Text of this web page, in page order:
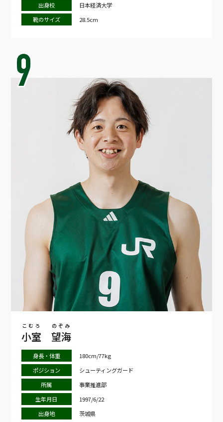
出身校
日本経済大学
靴のサイズ
28.5cm
小室
こむろ
望海
のぞみ
身長・体重
180cm/77kg
ポジション
シューティングガード
所属
事業推進部
生年月日
1997/6/22
出身地
茨城県